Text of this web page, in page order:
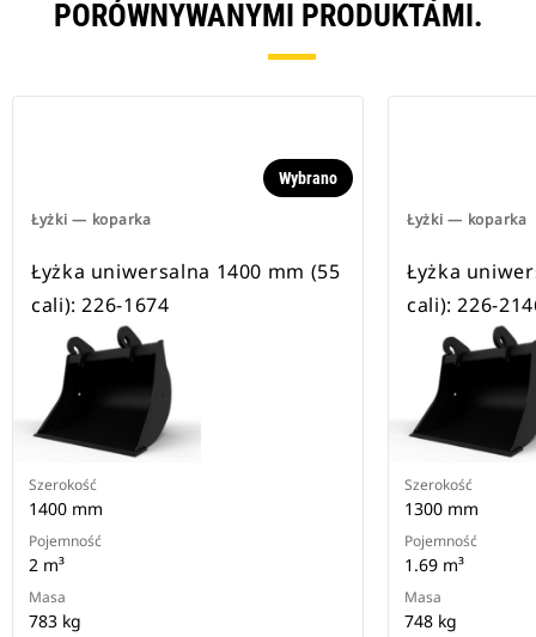
PORÓWNYWANYMI PRODUKTAMI.
Łyżki — koparka
Wybrano
Łyżka uniwersalna 1400 mm (55
cali): 226-1674
Szerokość
1400 mm
Pojemność
2 m³
Masa
783 kg
Łyżki — koparka
Łyżka
cali): 226-
Szerokość
1300 mm
Pojemność
1.69 m³
Masa
748 kg